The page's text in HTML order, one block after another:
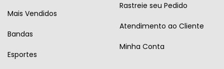
Mais Vendidos
Bandas
Esportes
Rastreie seu Pedido
Atendimento ao Cliente
Minha Conta